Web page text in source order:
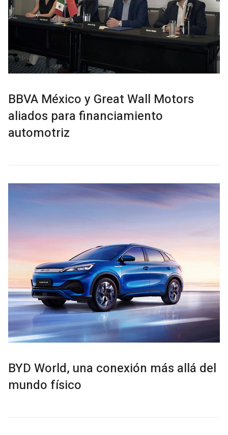
BBVA México y Great Wall Motors
aliados para financiamiento
automotriz
BYD World, una conexión más allá del
mundo físico